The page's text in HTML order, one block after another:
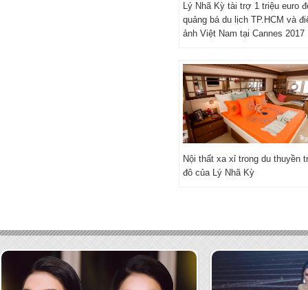
Lý Nhã Kỳ tài trợ 1 triệu euro
quảng bá du lịch TP.HCM và
ảnh Việt Nam tại Cannes 2017
Nội thất xa xỉ trong du thuyền
đô của Lý Nhã Kỳ